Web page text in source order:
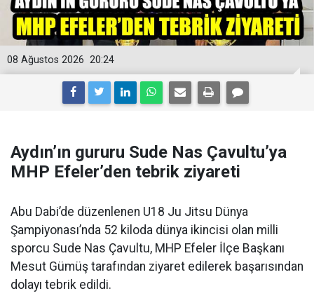
20:24
08 Ağustos 2026
Aydın’ın gururu Sude Nas Çavultu’ya
MHP Efeler’den tebrik ziyareti
Abu Dabi’de düzenlenen U18 Ju Jitsu Dünya
Şampiyonası’nda 52 kiloda dünya ikincisi olan milli
sporcu Sude Nas Çavultu, MHP Efeler İlçe Başkanı
Mesut Gümüş tarafından ziyaret edilerek başarısından
dolayı tebrik edildi.